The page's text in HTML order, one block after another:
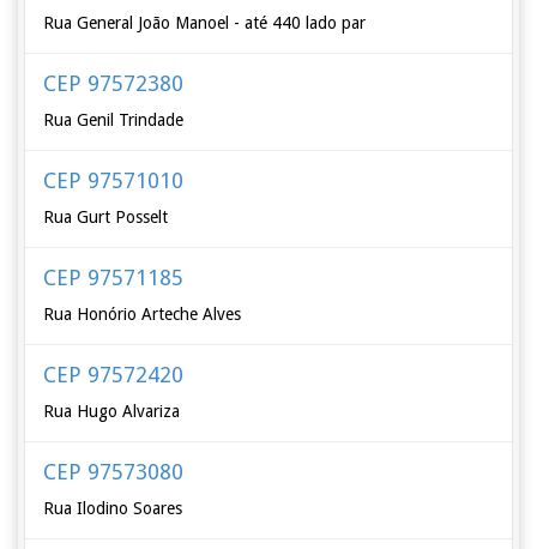
Rua General João Manoel - até 440 lado par
CEP 97572380
Rua Genil Trindade
CEP 97571010
Rua Gurt Posselt
CEP 97571185
Rua Honório Arteche Alves
CEP 97572420
Rua Hugo Alvariza
CEP 97573080
Rua Ilodino Soares